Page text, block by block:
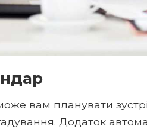
вам планувати
Додаток